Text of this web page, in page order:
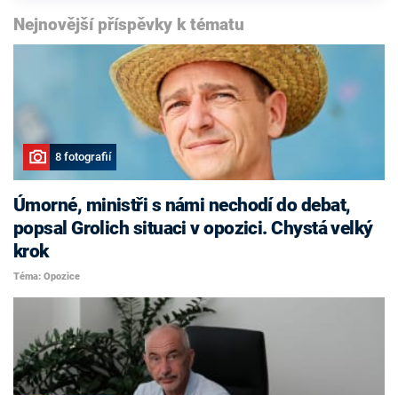
Nejnovější příspěvky k tématu
8 fotografií
Úmorné, ministři s námi nechodí do debat,
popsal Grolich situaci v opozici. Chystá velký
krok
Téma: Opozice